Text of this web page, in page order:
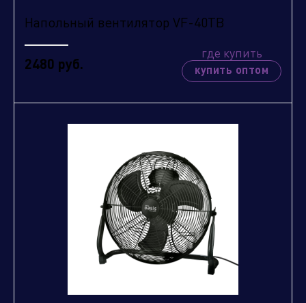
Напольный вентилятор VF-40TB
2480 руб.
где купить
купить оптом